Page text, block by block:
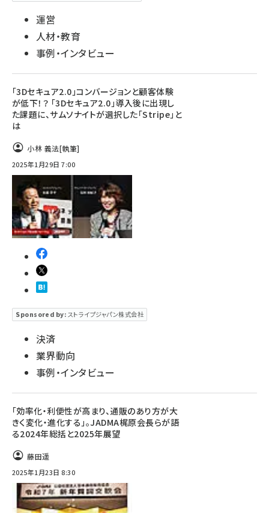
運営
人材・教育
事例・インタビュー
「3Dセキュア2.0」コンバージョンと顧客体験
が低下！？ 「3Dセキュア2.0」導入後に出現し
た課題に、サムソナイトが選択した「Stripe」と
は
小林 義法[執筆]
2025年1月29日 7:00
Sponsored by: ストライプジャパン株式会社
決済
業界動向
事例・インタビュー
「効率化・利便性が高まり、通販のあり方が大
きく変化・進化する」。JADMA梶原会長らが語
る2024年総括と2025年展望
藤田遥
2025年1月23日 8:30